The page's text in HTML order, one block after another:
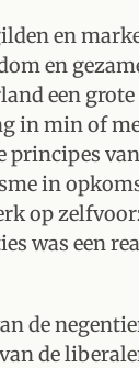
en
en
een
in min of
principes
in
op
was een
de
de